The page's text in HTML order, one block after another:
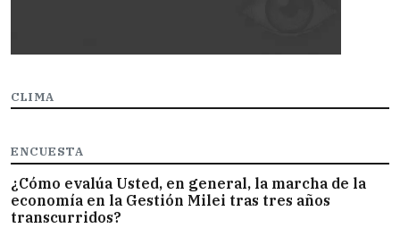
CLIMA
ENCUESTA
¿Cómo evalúa Usted, en general, la marcha de la
economía en la Gestión Milei tras tres años
transcurridos?